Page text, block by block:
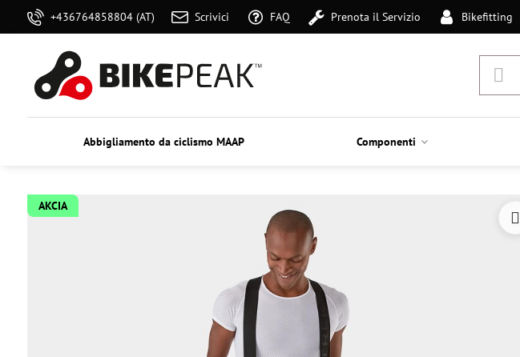
+436764858804 (AT) Scrivici FAQ Prenota il Servizio Bikefitting
Abbigliamento da ciclismo MAAP Componenti
AKCIA